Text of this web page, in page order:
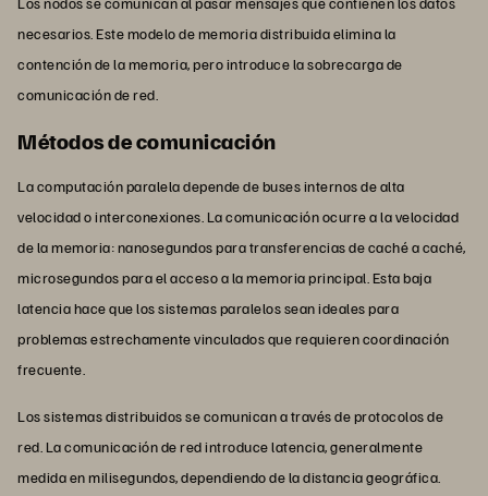
necesarios. Este modelo de memoria distribuida elimina la
contención de la memoria, pero introduce la sobrecarga de
comunicación de red.
Métodos de comunicación
La computación paralela depende de buses internos de alta
velocidad o interconexiones. La comunicación ocurre a la velocidad
de la memoria: nanosegundos para transferencias de caché a caché,
microsegundos para el acceso a la memoria principal. Esta baja
latencia hace que los sistemas paralelos sean ideales para
problemas estrechamente vinculados que requieren coordinación
frecuente.
Los sistemas distribuidos se comunican a través de protocolos de
red. La comunicación de red introduce latencia, generalmente
medida en milisegundos, dependiendo de la distancia geográfica.